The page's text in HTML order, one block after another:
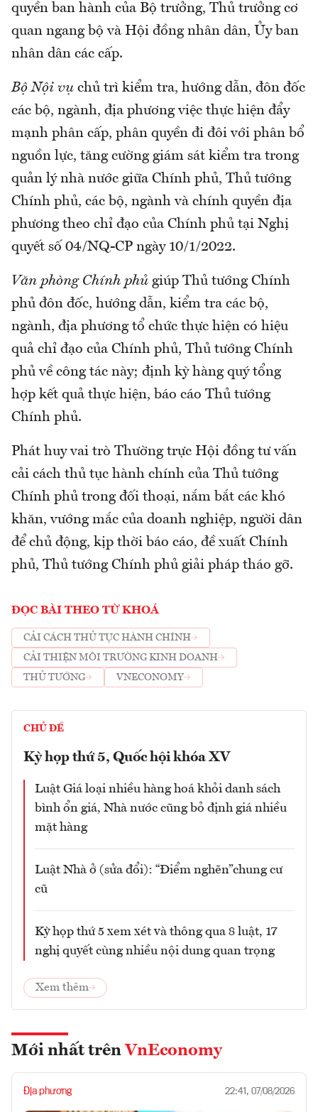
quyền ban hành của Bộ trưởng, Thủ trưởng cơ
quan ngang bộ và Hội đồng nhân dân, Ủy ban
nhân dân các cấp.
Bộ Nội vụ chủ trì kiểm tra, hướng dẫn, đôn đốc
các bộ, ngành, địa phương việc thực hiện đẩy
mạnh phân cấp, phân quyền đi đôi với phân bổ
nguồn lực, tăng cường giám sát kiểm tra trong
quản lý nhà nước giữa Chính phủ, Thủ tướng
Chính phủ, các bộ, ngành và chính quyền địa
phương theo chỉ đạo của Chính phủ tại Nghị
quyết số 04/NQ-CP ngày 10/1/2022.
Văn phòng Chính phủ giúp Thủ tướng Chính
phủ đôn đốc, hướng dẫn, kiểm tra các bộ,
ngành, địa phương tổ chức thực hiện có hiệu
quả chỉ đạo của Chính phủ, Thủ tướng Chính
phủ về công tác này; định kỳ hàng quý tổng
hợp kết quả thực hiện, báo cáo Thủ tướng
Chính phủ.
Phát huy vai trò Thường trực Hội đồng tư vấn
cải cách thủ tục hành chính của Thủ tướng
Chính phủ trong đối thoại, nắm bắt các khó
khăn, vướng mắc của doanh nghiệp, người dân
để chủ động, kịp thời báo cáo, đề xuất Chính
phủ, Thủ tướng Chính phủ giải pháp tháo gỡ.
ĐỌC BÀI THEO TỪ KHOÁ
CẢI CÁCH THỦ TỤC HÀNH CHÍNH
CẢI THIỆN MÔI TRƯỜNG KINH DOANH
THỦ TƯỚNG
VNECONOMY
CHỦ ĐỀ
Kỳ họp thứ 5, Quốc hội khóa XV
Luật Giá loại nhiều hàng hoá khỏi danh sách
bình ổn giá, Nhà nước cũng bỏ định giá nhiều
mặt hàng
Luật Nhà ở (sửa đổi): “Điểm nghẽn”chung cư
cũ
Kỳ họp thứ 5 xem xét và thông qua 8 luật, 17
nghị quyết cùng nhiều nội dung quan trọng
Xem thêm
Mới nhất trên VnEconomy
Địa phương 22:41, 07/08/2026